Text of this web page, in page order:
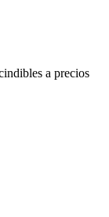
a precios